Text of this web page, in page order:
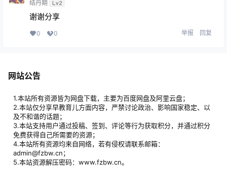
结丹期 Lv2
谢谢分享
0 0 举报 回复
网站公告
1.本站所有资源皆为网盘下载，主要为百度网盘及阿里云盘；
2.本站仅分享早教育儿方面内容，严禁讨论政治、影响国家稳定、以
及不和谐的话题；
3.本站支持用户通过投稿、签到、评论等行为获取积分，并通过积分
免费获得自己所需要的资源；
4.本站所有资源均来自网络，若有侵权请联系邮箱：
admin@fzbw.cn；
5.本站资源解压密码：www.fzbw.cn。